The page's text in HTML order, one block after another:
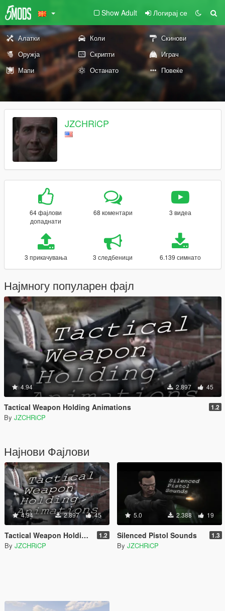
Show Adult Логирај се
Алатки Коли
Скинови
Оружја
Скрипти
Играч
Мапи
Останато Повеќе
JZCHRiCP
64 фајлови
допаднати
68 коментари 3 видеа
3 прикачувања 3 следбеници 6.139 симнато
Најмногу популарен фајл
4.94 2.897 45
Tactical Weapon Holding Animations 1.2
By JZCHRiCP
Најнови Фајлови
4.94 2.897 45
Tactical Weapon Holding Animations 1.2
By JZCHRiCP
5.0 2.388 19
Silenced Pistol Sounds 1.3
By JZCHRiCP